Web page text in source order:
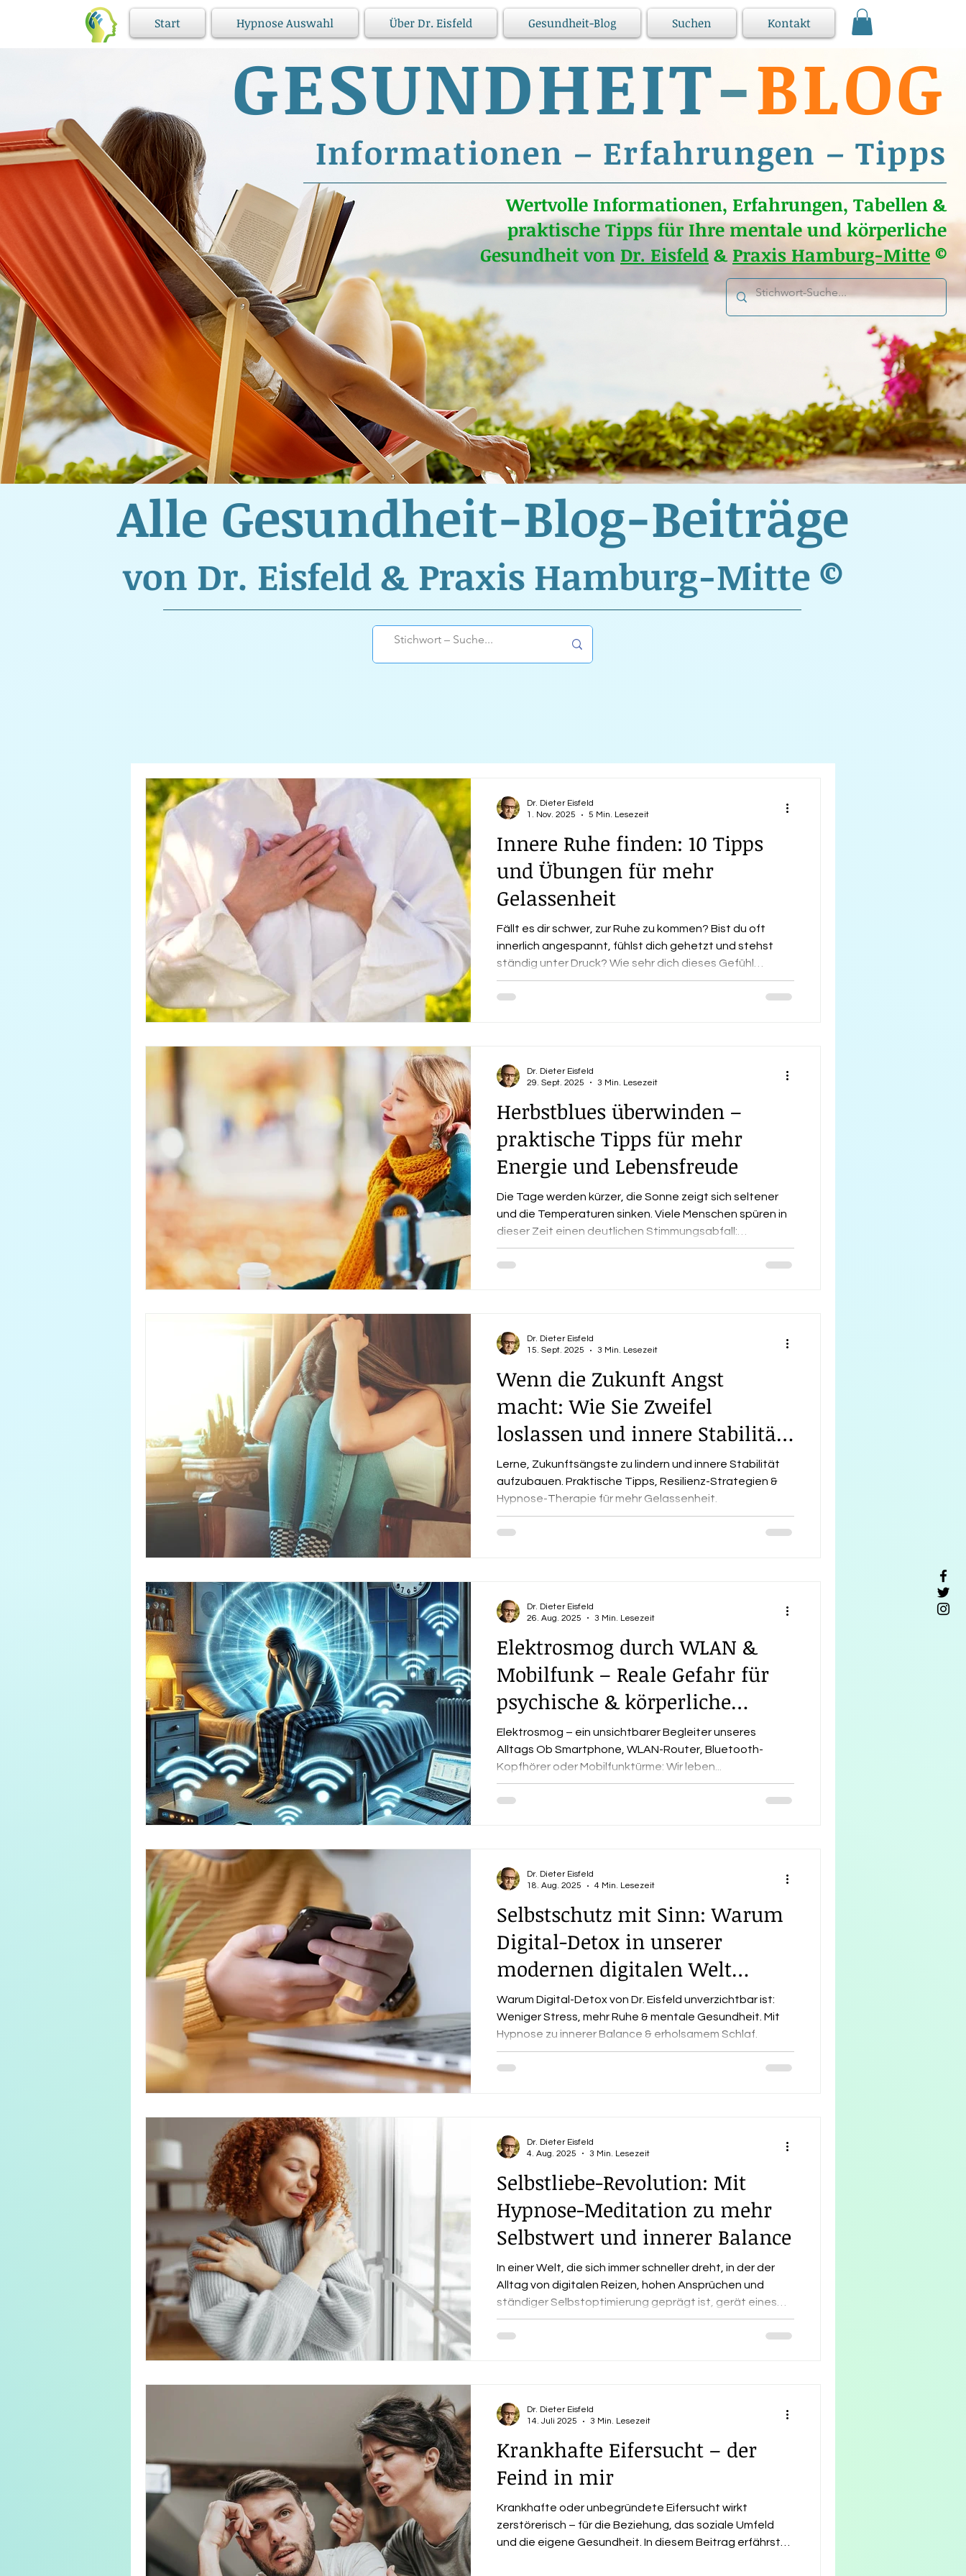
Start Hypnose Auswahl Über Dr. Eisfeld Gesundheit-Blog Suchen Kontakt
GESUNDHEIT-BLOG
Informationen – Erfahrungen – Tipps
Wertvolle Informationen, Erfahrungen, Tabellen &
praktische Tipps für Ihre mentale und körperliche
Gesundheit von Dr. Eisfeld & Praxis Hamburg-Mitte ©
Alle Gesundheit-Blog-Beiträge
von Dr. Eisfeld & Praxis Hamburg-Mitte ©
Innere Ruhe finden: 10 Tipps
und Übungen für mehr
Gelassenheit
Fällt es dir schwer, zur Ruhe zu kommen? Bist du oft
innerlich angespannt, fühlst dich gehetzt und stehst
ständig unter Druck? Wie sehr dich dieses Gefühl
beeinflusst, hängt natürlich auch von deinem Charakter
ab. Trotzdem gibt es viele hilfreiche Methoden, mit
Dr. Dieter Eisfeld
1. Nov. 2025
5 Min. Lesezeit
Herbstblues überwinden –
praktische Tipps für mehr
Energie und Lebensfreude
Die Tage werden kürzer, die Sonne zeigt sich seltener
und die Temperaturen sinken. Viele Menschen spüren in
dieser Zeit einen deutlichen Stimmungsabfall:
Antriebslosigkeit, Müdigkeit und eine gewisse
Traurigkeit breiten sich aus. Dieses Phänomen ist als
Dr. Dieter Eisfeld
29. Sept. 2025
3 Min. Lesezeit
Wenn die Zukunft Angst
macht: Wie Sie Zweifel
loslassen und innere Stabilität
aufbauen
Lerne, Zukunftsängste zu lindern und innere Stabilität
aufzubauen. Praktische Tipps, Resilienz-Strategien &
Hypnose-Therapie für mehr Gelassenheit.
Dr. Dieter Eisfeld
15. Sept. 2025
3 Min. Lesezeit
Elektrosmog durch WLAN &
Mobilfunk – Reale Gefahr für
psychische & körperliche
Gesundheit
Elektrosmog – ein unsichtbarer Begleiter unseres
Alltags Ob Smartphone, WLAN-Router, Bluetooth-
Kopfhörer oder Mobilfunktürme: Wir leben...
Dr. Dieter Eisfeld
26. Aug. 2025
3 Min. Lesezeit
Selbstschutz mit Sinn: Warum
Digital-Detox in unserer
modernen digitalen Welt
unverzichtbar ist
Warum Digital-Detox von Dr. Eisfeld unverzichtbar ist:
Weniger Stress, mehr Ruhe & mentale Gesundheit. Mit
Hypnose zu innerer Balance & erholsamem Schlaf.
Dr. Dieter Eisfeld
18. Aug. 2025
4 Min. Lesezeit
Selbstliebe-Revolution: Mit
Hypnose-Meditation zu mehr
Selbstwert und innerer Balance
In einer Welt, die sich immer schneller dreht, in der der
Alltag von digitalen Reizen, hohen Ansprüchen und
ständiger Selbstoptimierung geprägt ist, gerät eines
oft in den Hintergrund: die Selbstliebe . Dabei ist sie die
Grundlage für ein erfülltes Leben, stabile Beziehungen,
Selbst. Und ein besonders wirksames Werkzeug
Dr. Dieter Eisfeld
4. Aug. 2025
3 Min. Lesezeit
Krankhafte Eifersucht – der
Feind in mir
Krankhafte oder unbegründete Eifersucht wirkt
zerstörerisch – für die Beziehung, das soziale Umfeld
und die eigene Gesundheit. In diesem Beitrag erfährst
Dr. Dieter Eisfeld
14. Juli 2025
3 Min. Lesezeit